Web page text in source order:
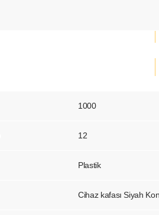
1000
12
Plastik
Cihaz kafası Siyah